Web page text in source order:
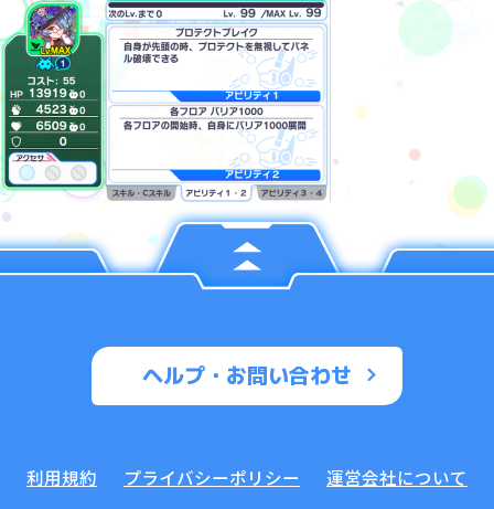
ヘルプ・お問い合わせ
利用規約 プライバシーポリシー
運営会社について